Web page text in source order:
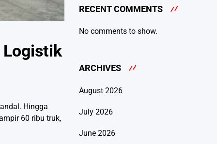
Logistik
Hingga
60 ribu truk,
RECENT COMMENTS
No comments to show.
ARCHIVES
August 2026
July 2026
June 2026